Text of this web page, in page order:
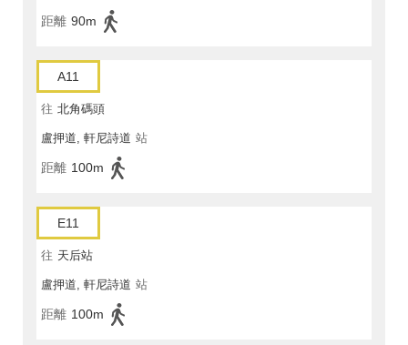
距離 90m
A11
往 北角碼頭
盧押道, 軒尼詩道 站
距離 100m
E11
往 天后站
盧押道, 軒尼詩道 站
距離 100m